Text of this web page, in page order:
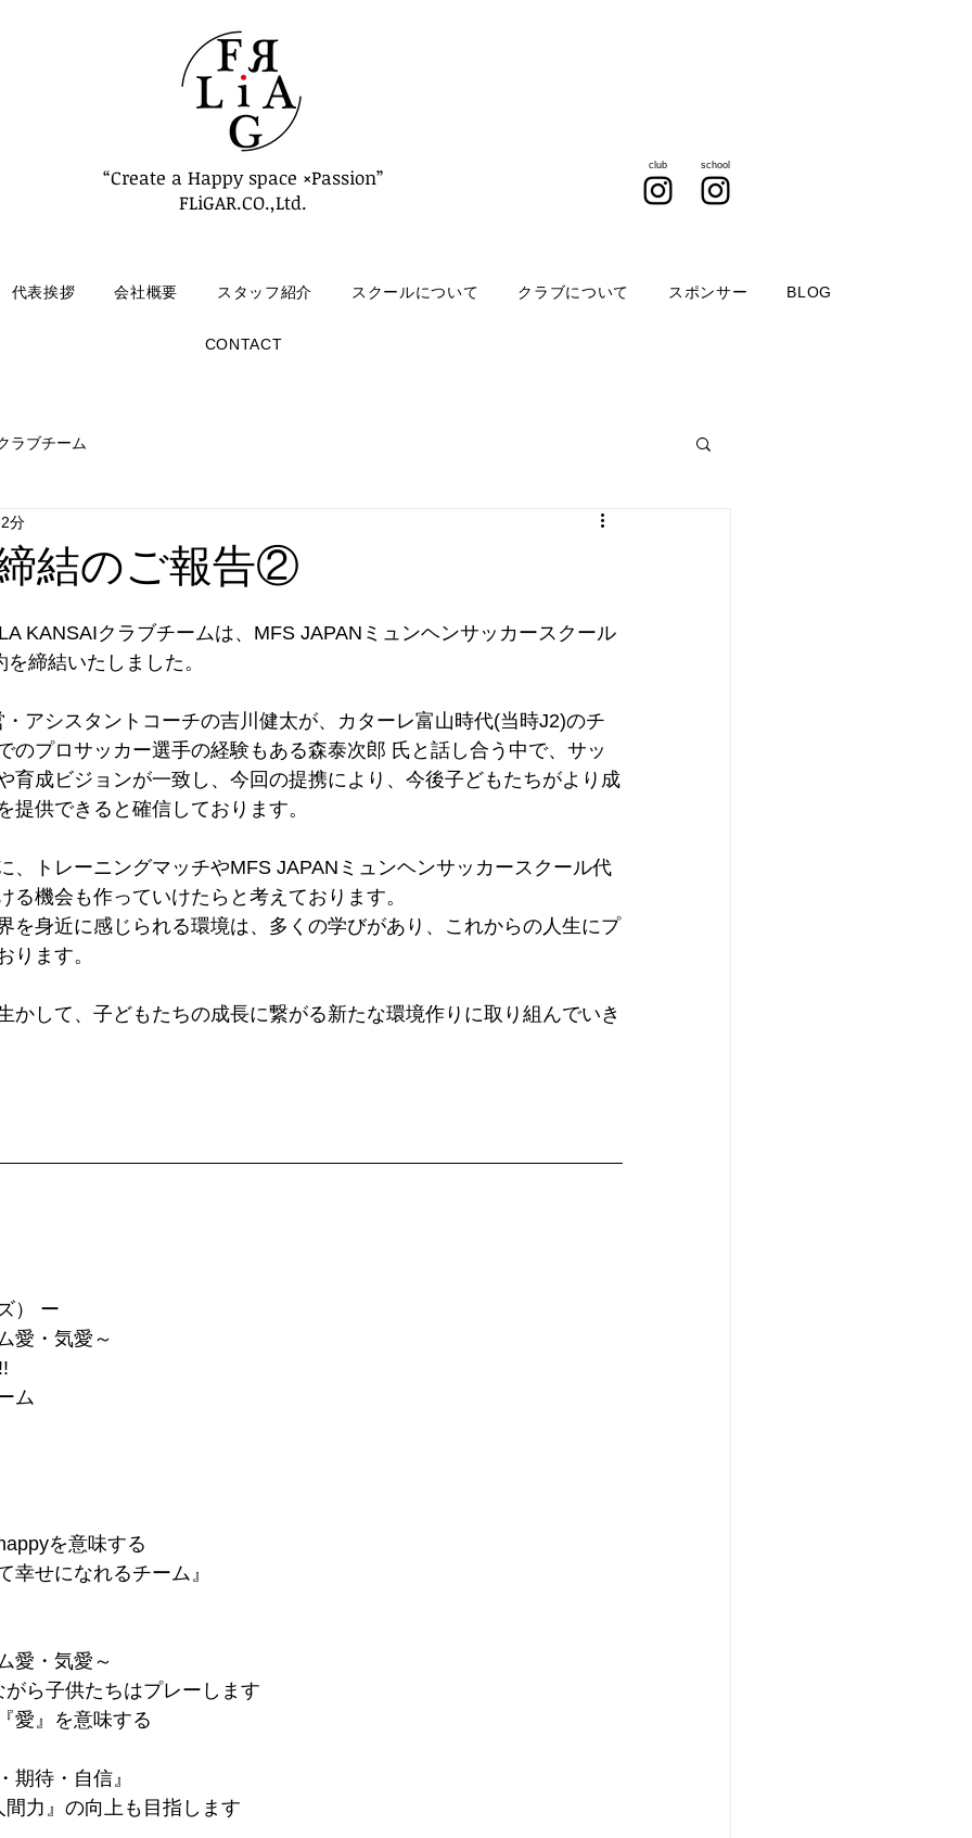
“Create a Happy space ×Passion”
FLiGAR.CO.,Ltd.
club school
代表挨拶 会社概要 スタッフ紹介 スクールについて クラブについて スポンサー BLOG
CONTACT
ラブチーム
結のご報告②
分
KANSAIクラブチームは、MFS JAPANミュンヘンサッカースクール
締結いたしました。
アシスタントコーチの吉川健太が、カターレ富山時代(当時J2)のチ
のプロサッカー選手の経験もある森泰次郎 氏と話し合う中で、サッ
育成ビジョンが一致し、今回の提携により、今後子どもたちがより成
提供できると確信しております。
、トレーニングマッチやMFS JAPANミュンヘンサッカースクール代
る機会も作っていけたらと考えております。
を身近に感じられる環境は、多くの学びがあり、これからの人生にプ
ります。
かして、子どもたちの成長に繋がる新たな環境作りに取り組んでいき
） ー
愛・気愛～
ム
を意味する
幸せになれるチーム』
愛・気愛～
ら子供たちはプレーします
愛』を意味する
期待・自信』
力』の向上も目指します